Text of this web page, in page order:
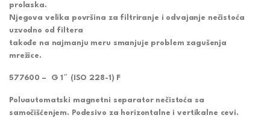
prolaska.
Njegova velika površina za filtriranje i odvajanje nečistoća
uzvodno od filtera
takođe na najmanju meru smanjuje problem zagušenja
mrežice.
577600 – G 1″ (ISO 228-1) F
Poluautomatski magnetni separator nečistoća sa
samočišćenjem. Podesivo za horizontalne i vertikalne cevi.